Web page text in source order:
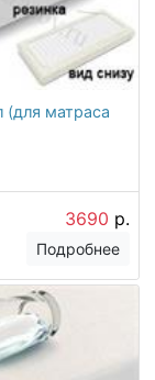
(для матраса
3690 р.
Подробнее